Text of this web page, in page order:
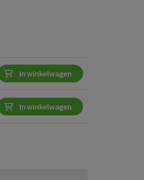
In winkelwagen
In winkelwagen